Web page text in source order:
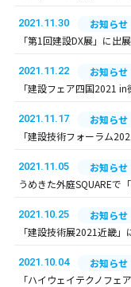
2021.11.30
お知らせ
「第1回建設DX展」に出
2021.11.22
お知らせ
「建設フェア四国2021
2021.11.17
お知らせ
「建設技術フォーラム
2021.11.05
お知らせ
うめきた外庭SQUAREで
2021.10.25
お知らせ
「建設技術展2021近畿
2021.10.04
お知らせ
「ハイウェイテクノフェ